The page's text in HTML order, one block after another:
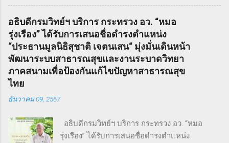
ฤดูหนาวของปี ค.ศ. 1846 – 1847 เรื่องราวของ
Sweeney Todd ยังเคยถูกนำไปดัดแปลงเป็น
ภาพยนตร์เพลงด้วยชื่อเดียวกันในปี ค.ศ. 2007
หรือ พ.ศ. 2550 ซึ่งกำกับโดย Timothy Walter
Burt...
ข่ายธุรกิจระหว่าง ผู้ประกอบการ SMEs และ
ประชาชน ทั่วไป ภายใต้แนวคิด “We Go We
Grow We Goal” ที่เน้นการก้าวไปข้างหน้า เติบโต
อย่างมั่นคง และมุ่งสู่เป้าหมายร่วมกัน งานวิ่ง THAI
SMEs RUN: สุขภาพดี เครือข่ายแน่น งานนี้เต็มไป
Marathon (9 กม.) และ Fun Run (4.5 กม.) ผู้เข้า
ลุ้นถ้วยรางวัล Overall สำหรับผู้เข้าเส้นชัยอันดับ
ต้น ๆ นอกจากส่งเสริมสุขภาพ งานนี้ยังเป็นเวที
อธิบดีกรมวิทย์ฯ บริการ กระทรวง อว. “หมอ
รุ่งเรือง” ได้รับการเสนอชื่อดำรงตำแหน่ง
“ประธานมูลนิธิสุชาติ เจตนเสน“ มุ่งมั่นเดินหน้า
พัฒนาระบบสาธารณสุขและงานระบาดวิทยา
ภาคสนามเพื่อป้องกันแก้ไขปัญหาสาธารณสุข
ไทย
ธันวาคม 09, 2567
อธิบดีกรมวิทย์ฯ บริการ กระทรวง อว. “หมอ
รุ่งเรือง” ได้รับการเสนอชื่อดำรงตำแหน่ง